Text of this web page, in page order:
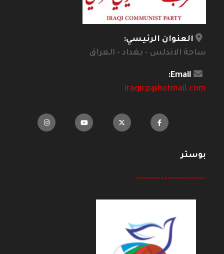
العنوان الرئيسي:
ساحة الاندلس - بغداد - العراق
Email:
iraqicp@hotmail.com
بوستر
--------------------